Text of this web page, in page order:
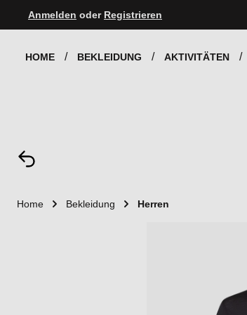
Hauptnavigation springen
Anmelden oder Registrieren
HOME BEKLEIDUNG AKTIVITÄTEN
Home Bekleidung Herren